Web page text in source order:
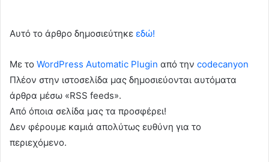
Αυτό το άρθρο δημοσιεύτηκε εδώ!
Με το WordPress Automatic Plugin από την codecanyon
Πλέον στην ιστοσελίδα μας δημοσιεύονται αυτόματα
άρθρα μέσω «RSS feeds».
Από όποια σελίδα μας τα προσφέρει!
Δεν φέρουμε καμιά απολύτως ευθύνη για το
περιεχόμενο.